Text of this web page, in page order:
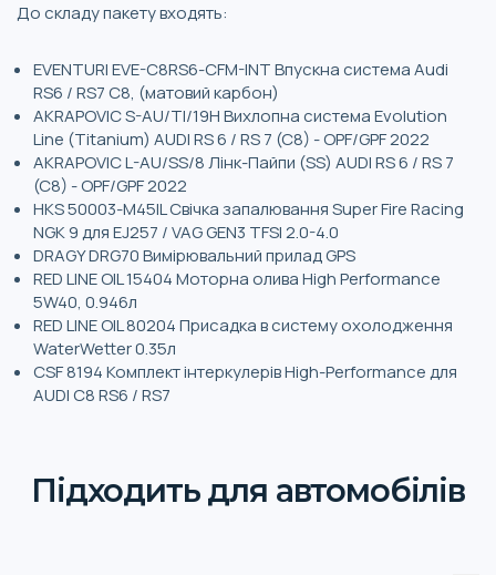
До складу пакету входять:
EVENTURI EVE-C8RS6-CFM-INT Впускна система Audi
RS6 / RS7 C8, (матовий карбон)
AKRAPOVIC S-AU/TI/19H Вихлопна система Evolution
Line (Titanium) AUDI RS 6 / RS 7 (C8) - OPF/GPF 2022
AKRAPOVIC L-AU/SS/8 Лінк-Пайпи (SS) AUDI RS 6 / RS 7
(C8) - OPF/GPF 2022
HKS 50003-M45IL Свічка запалювання Super Fire Racing
NGK 9 для EJ257 / VAG GEN3 TFSI 2.0-4.0
DRAGY DRG70 Вимірювальний прилад GPS
RED LINE OIL 15404 Моторна олива High Performance
5W40, 0.946л
RED LINE OIL 80204 Присадка в систему охолодження
WaterWetter 0.35л
СSF 8194 Комплект інтеркулерів High-Performance для
AUDI C8 RS6 / RS7
Підходить для автомобілів